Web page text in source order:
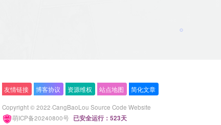
友情链接 博客协议 资源维权 站点地图 简化文章
Copyright © 2022·CangBaoLou Source Code Website
萌ICP备20240800号 已安全运行：523天